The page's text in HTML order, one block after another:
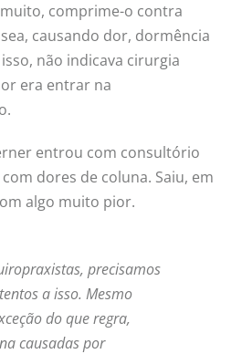
muito, comprime-o contra
causando dor, dormência
não indicava cirurgia
era entrar na
entrou com consultório
dores de coluna. Saiu, em
algo muito pior.
precisamos
a isso. Mesmo
do que regra,
causadas por